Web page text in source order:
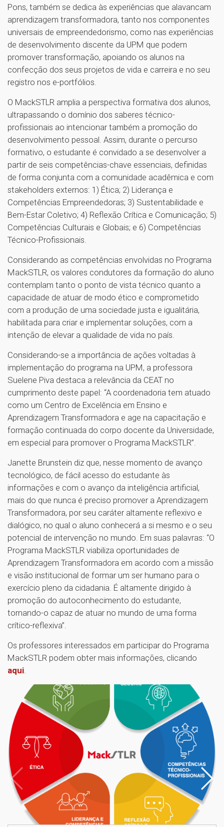
Pons, também se dedica às experiências que alavancam
aprendizagem transformadora, tanto nos componentes
universais de empreendedorismo, como nas experiências
de desenvolvimento discente da UPM que podem
promover transformação, apoiando os alunos na
confecção dos seus projetos de vida e carreira e no seu
registro nos e-portfólios.
O MackSTLR amplia a perspectiva formativa dos alunos,
ultrapassando o domínio dos saberes técnico-
profissionais ao intencionar também a promoção do
desenvolvimento pessoal. Assim, durante o percurso
formativo, o estudante é convidado a se desenvolver a
partir de seis competências-chave essenciais, definidas
de forma conjunta com a comunidade acadêmica e com
stakeholders externos: 1) Ética; 2) Liderança e
Competências Empreendedoras; 3) Sustentabilidade e
Bem-Estar Coletivo; 4) Reflexão Crítica e Comunicação; 5)
Competências Culturais e Globais; e 6) Competências
Técnico-Profissionais.
Considerando as competências envolvidas no Programa
MackSTLR, os valores condutores da formação do aluno
contemplam tanto o ponto de vista técnico quanto a
capacidade de atuar de modo ético e comprometido
com a produção de uma sociedade justa e igualitária,
habilitada para criar e implementar soluções, com a
intenção de elevar a qualidade de vida no país.
Considerando-se a importância de ações voltadas à
implementação do programa na UPM, a professora
Suelene Piva destaca a relevância da CEAT no
cumprimento deste papel: “A coordenadoria tem atuado
como um Centro de Excelência em Ensino e
Aprendizagem Transformadora e age na capacitação e
formação continuada do corpo docente da Universidade,
em especial para promover o Programa MackSTLR”.
Janette Brunstein diz que, nesse momento de avanço
tecnológico, de fácil acesso do estudante às
informações e com o avanço da inteligência artificial,
mais do que nunca é preciso promover a Aprendizagem
Transformadora, por seu caráter altamente reflexivo e
dialógico, no qual o aluno conhecerá a si mesmo e o seu
potencial de intervenção no mundo. Em suas palavras: “O
Programa MackSTLR viabiliza oportunidades de
Aprendizagem Transformadora em acordo com a missão
e visão institucional de formar um ser humano para o
exercício pleno da cidadania. É altamente dirigido à
promoção do autoconhecimento do estudante,
tornando-o capaz de atuar no mundo de uma forma
crítico-reflexiva”.
Os professores interessados em participar do Programa
MackSTLR podem obter mais informações, clicando
aqui